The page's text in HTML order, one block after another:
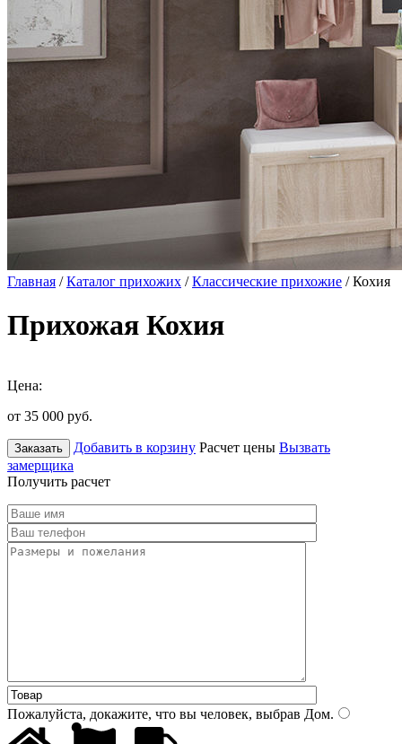
Главная /Каталог прихожих /Классические прихожие / Кохия
Прихожая Кохия
Цена:
от 35 000 руб.
Заказать Добавить в корзину Расчет цены Вызвать
замерщика
Получить расчет
Пожалуйста, докажите, что вы человек, выбрав Дом.